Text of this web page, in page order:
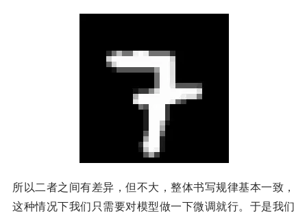
所以二者之间有差异，但不大，整体书写规律基本一致，
这种情况下我们只需要对模型做一下微调就行。于是我们